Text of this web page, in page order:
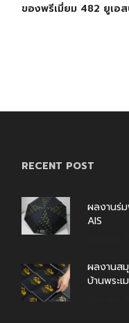
ของพรีเมี่ยม 482 ยูเอ
RECENT POST
ผลงานร่
AIS
ผลงานส
บ้านพระ